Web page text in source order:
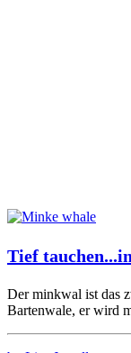
Tief
Der minkwal ist das
Bartenwale, er wird